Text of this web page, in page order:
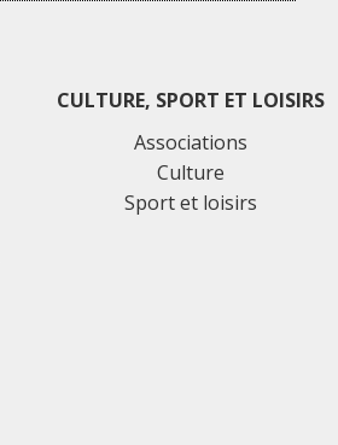
CULTURE, SPORT ET LOISIRS
Associations
Culture
Sport et loisirs